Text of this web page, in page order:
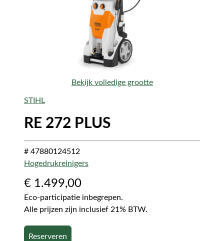
Bekijk volledige grootte
STIHL
RE 272 PLUS
# 47880124512
Hogedrukreinigers
€ 1.499,00
Eco-participatie inbegrepen.
Alle prijzen zijn inclusief 21% BTW.
Reserveren